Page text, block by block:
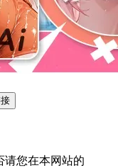
请您在本网站的